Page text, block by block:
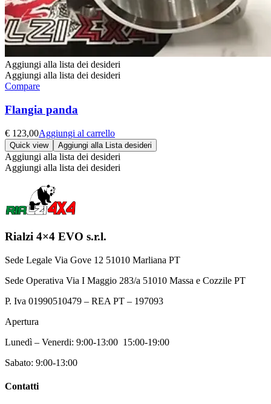
Aggiungi alla lista dei desideri
Aggiungi alla lista dei desideri
Compare
Flangia panda
€ 123,00Aggiungi al carrello
Quick view Aggiungi alla Lista desideri
Aggiungi alla lista dei desideri
Aggiungi alla lista dei desideri
Rialzi 4×4 EVO s.r.l.
Sede Legale Via Gove 12 51010 Marliana PT
Sede Operativa Via I Maggio 283/a 51010 Massa e Cozzile PT
P. Iva 01990510479 – REA PT – 197093
Apertura
Lunedì – Venerdi: 9:00-13:00 15:00-19:00
Sabato: 9:00-13:00
Contatti